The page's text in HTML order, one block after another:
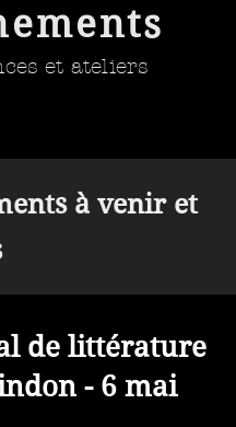
et ateliers
à venir et
de littérature
- 6 mai